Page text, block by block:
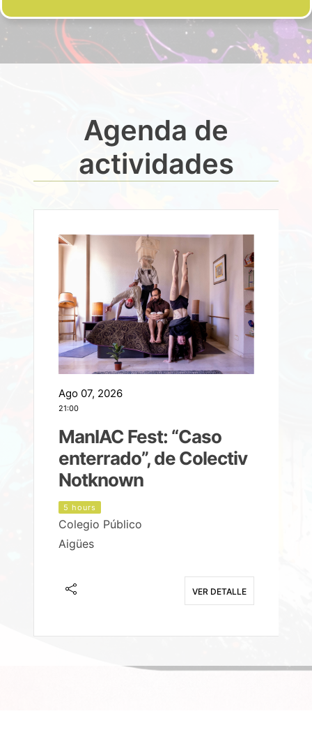
Agenda de
actividades
Ago 07, 2026
21:00
ManIAC Fest: “Caso
enterrado”, de Colectiv
Notknown
5 hours
Colegio Público
Aigües
VER DETALLE